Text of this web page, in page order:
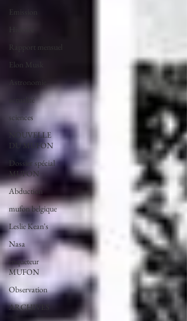
Emission
Histoire
Rapport mensuel
Elon Musk
Astronomie
actualité
sciences
NOUVELLE
DU MUFON
Dossier spécial
MUFON
Abduction
mufon belgique
Leslie Kean's
Nasa
enqueteur
MUFON
Observation
ARCHIVES